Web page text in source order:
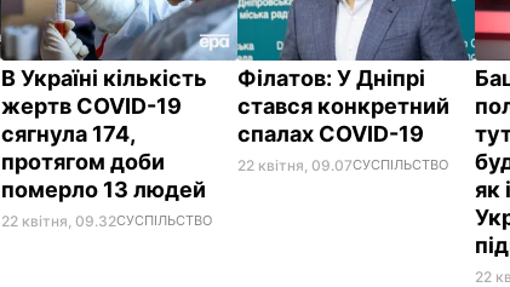
В Україні кількість
жертв COVID-19
сягнула 174,
протягом доби
померло 13 людей
22 квітня, 09.32СУСПІЛЬСТВО
Філатов: У Дніпрі
стався конкретний
спалах COVID-19
22 квітня, 09.07СУСПІЛЬСТВО
як
22